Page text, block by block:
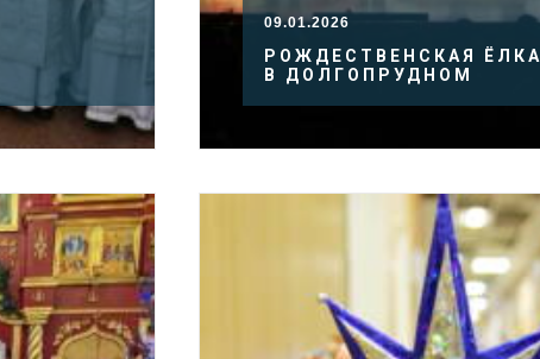
09.01.2026
РОЖДЕСТВЕНСКАЯ ЁЛКА
В ДОЛГОПРУДНОМ